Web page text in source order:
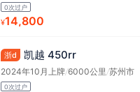
0次过户
¥14,800
浙d 凯越 450rr
2024年10月上牌/6000公里/苏州市
0次过户